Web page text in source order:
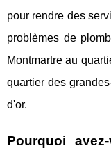
pour rendre des
problèmes de
Montmartre au
quartier des
d'or.
Pourquoi